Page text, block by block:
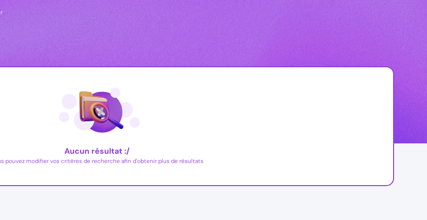
Aucun résultat :/
pouvez modifier vos critères de recherche afin d'obtenir plus de résultats